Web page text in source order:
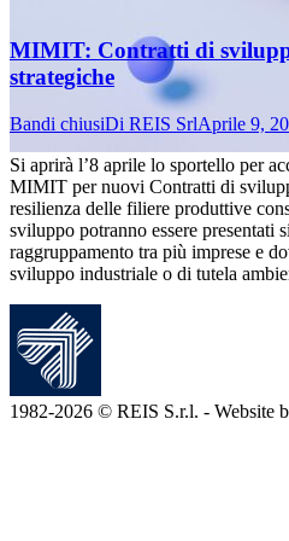
MIMIT: Contratti di
strategiche
Bandi chiusiDi REIS SrlAprile 9,
Si aprirà l’8 aprile lo sportello per
MIMIT per nuovi Contratti di
resilienza delle filiere produttive
sviluppo potranno essere presentati
raggruppamento tra più imprese e
sviluppo industriale o di tutela
1982-2026 © REIS S.r.l. - Website